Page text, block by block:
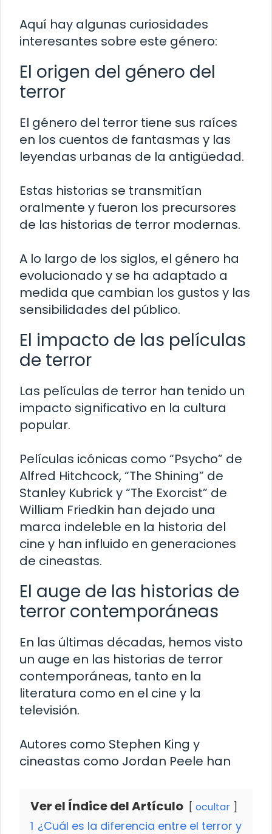
Aquí hay algunas curiosidades
interesantes sobre este género:
El origen del género del
terror
El género del terror tiene sus raíces
en los cuentos de fantasmas y las
leyendas urbanas de la antigüedad.
Estas historias se transmitían
oralmente y fueron los precursores
de las historias de terror modernas.
A lo largo de los siglos, el género ha
evolucionado y se ha adaptado a
medida que cambian los gustos y las
sensibilidades del público.
El impacto de las películas
de terror
Las películas de terror han tenido un
impacto significativo en la cultura
popular.
Películas icónicas como “Psycho” de
Alfred Hitchcock, “The Shining” de
Stanley Kubrick y “The Exorcist” de
William Friedkin han dejado una
marca indeleble en la historia del
cine y han influido en generaciones
de cineastas.
El auge de las historias de
terror contemporáneas
En las últimas décadas, hemos visto
un auge en las historias de terror
contemporáneas, tanto en la
literatura como en el cine y la
televisión.
Autores como Stephen King y
cineastas como Jordan Peele han
Ver el Índice del Artículo ocultar
1 ¿Cuál es la diferencia entre el terror y